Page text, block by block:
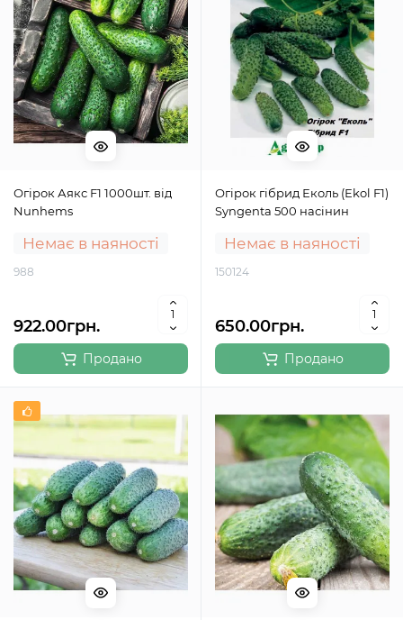
Огірок Аякс F1 1000шт. від
Nunhems
Немає в наяності
988
922.00грн.
Продано
Огірок гібрид Еколь (Еkol F1)
Syngenta 500 насінин
Немає в наяності
150124
650.00грн.
Продано